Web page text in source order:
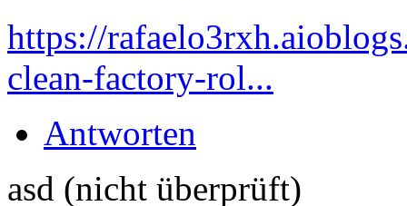
https://
clean-factory-rol...
Antworten
asd (nicht überprüft)